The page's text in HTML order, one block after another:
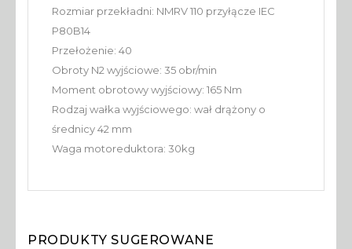
Rozmiar przekładni: NMRV 110 przyłącze IEC
P80B14
Przełożenie: 40
Obroty N2 wyjściowe: 35 obr/min
Moment obrotowy wyjściowy: 165 Nm
Rodzaj wałka wyjściowego: wał drążony o
średnicy 42 mm
Waga motoreduktora: 30kg
PRODUKTY SUGEROWANE